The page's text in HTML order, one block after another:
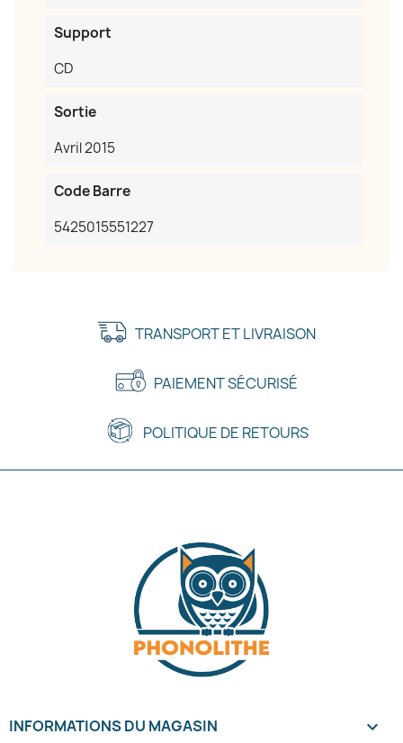
Support
CD
Sortie
Avril 2015
Code Barre
5425015551227
TRANSPORT ET LIVRAISON
PAIEMENT SÉCURISÉ
POLITIQUE DE RETOURS
INFORMATIONS DU MAGASIN keyboard_arrow_down